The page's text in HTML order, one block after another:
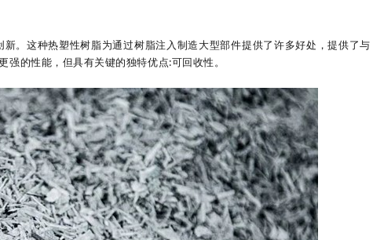
。这种热塑性树脂为通过树脂注入制造大型部件提供了许多好处，提供了与
的性能，但具有关键的独特优点:可回收性。